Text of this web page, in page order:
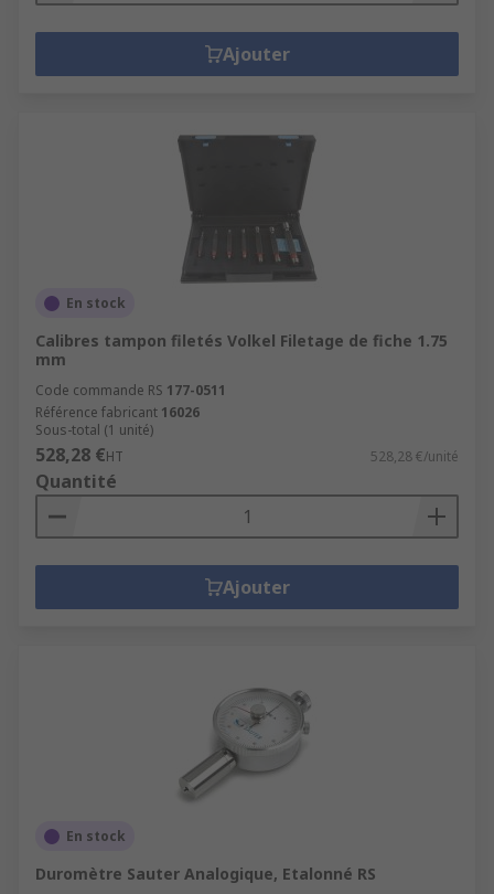
Ajouter
En stock
Calibres tampon filetés Volkel Filetage de fiche 1.75
mm
Code commande RS 177-0511
Référence fabricant 16026
Sous-total (1 unité)
528,28 €HT 528,28 €/unité
Quantité
Ajouter
En stock
Duromètre Sauter Analogique, Etalonné RS